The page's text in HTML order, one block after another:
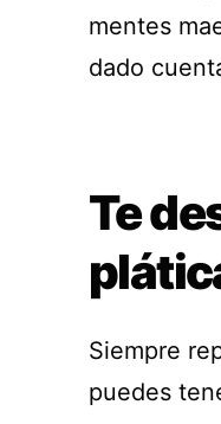
mentes
dado
Te
Siempre
puedes